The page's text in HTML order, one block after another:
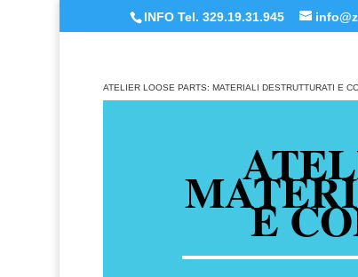
INFO Tel. 329.19.31.945
ATELIER LOOSE PARTS: MATERIALI DESTRUTTURATI E
E